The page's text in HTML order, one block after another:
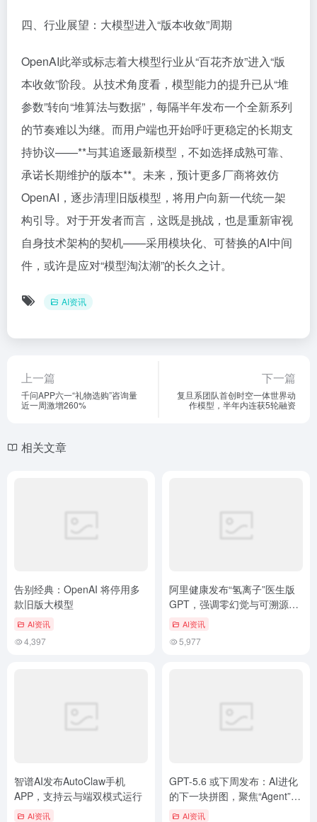
四、行业展望：大模型进入“版本收敛”周期
OpenAI此举或标志着大模型行业从“百花齐放”进入“版
本收敛”阶段。从技术角度看，模型能力的提升已从“堆
参数”转向“堆算法与数据”，每隔半年发布一个全新系列
的节奏难以为继。而用户端也开始呼吁更稳定的长期支
持协议——**与其追逐最新模型，不如选择成熟可靠、
承诺长期维护的版本**。未来，预计更多厂商将效仿
OpenAI，逐步清理旧版模型，将用户向新一代统一架
构引导。对于开发者而言，这既是挑战，也是重新审视
自身技术架构的契机——采用模块化、可替换的AI中间
件，或许是应对“模型淘汰潮”的长久之计。
AI资讯
上一篇
千问APP六一“礼物选购”咨询量
近一周激增260%
下一篇
复旦系团队首创时空一体世界动
作模型，半年内连获5轮融资
相关文章
告别经典：OpenAI 将停用多
款旧版大模型
AI资讯
4,397
阿里健康发布“氢离子”医生版
GPT，强调零幻觉与可溯源，
对标OpenEvidence打造中国
AI资讯
5,977
智谱AI发布AutoClaw手机
APP，支持云与端双模式运行
AI资讯
GPT-5.6 或下周发布：AI进化
的下一块拼图，聚焦“Agent”级
操作能力
AI资讯